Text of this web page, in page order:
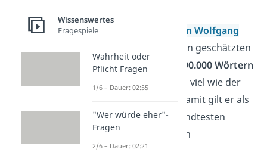
Schon gewusst:
Johann Wolfgang
hatte einen geschätzten
Wortschatz von
über 90.000 Wörtern
— mehr als doppelt so viel wie der
Durchschnitt heute. Damit gilt er als
einer der sprachgewandtesten
Autoren der deutschen
Literaturgeschichte.
Wissenswertes
Fragespiele
Wahrheit oder
Pflicht Fragen
1/6 – Dauer: 02:55
"Wer würde eher"-
Fragen
2/6 – Dauer: 02:21